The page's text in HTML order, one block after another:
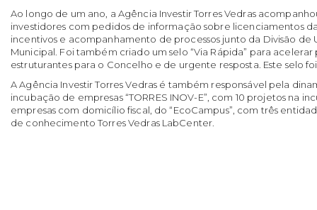
Ao longo de um ano, a Agência Investir Torres Vedras
investidores com pedidos de informação sobre licenciamentos
incentivos e acompanhamento de processos junto da Divisão de
Municipal. Foi também criado um selo “Via Rápida” para
estruturantes para o Concelho e de urgente resposta. Este selo
A Agência Investir Torres Vedras é também responsável pela
incubação de empresas “TORRES INOV-E”, com 10 projetos na
empresas com domicílio fiscal, do “EcoCampus”, com três
de conhecimento Torres Vedras LabCenter.